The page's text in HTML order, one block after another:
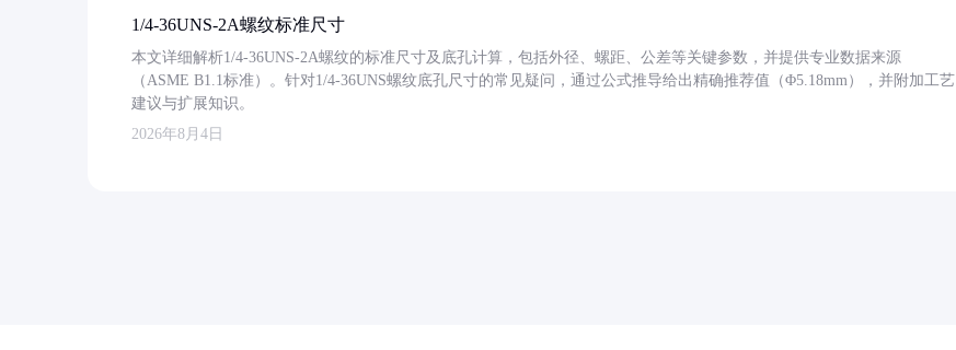
1/4-36UNS-2A螺纹标准尺寸
本文详细解析1/4-36UNS-2A螺纹的标准尺寸及底孔计算，包括外径、螺距、公差等关键参数，并提供专业数据来源
（ASME B1.1标准）。针对1/4-36UNS螺纹底孔尺寸的常见疑问，通过公式推导给出精确推荐值（Φ5.18mm），并附加工艺
建议与扩展知识。
2026年8月4日